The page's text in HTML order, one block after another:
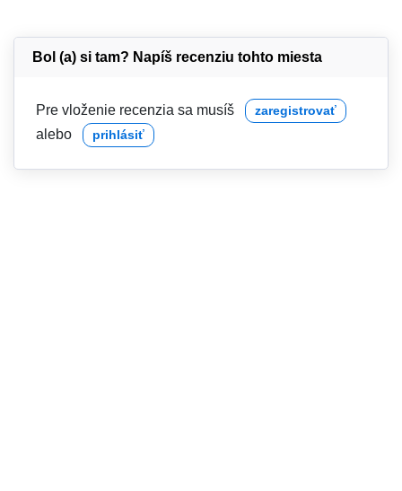
Bol (a) si tam? Napíš recenziu tohto miesta
Pre vloženie recenzia sa musíš zaregistrovať
alebo prihlásiť